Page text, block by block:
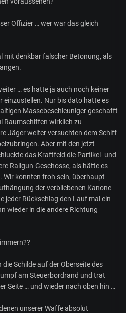
Offizier … wer war das gleich
mit denkbar falscher Betonung, als
… es hatte ja auch noch keiner
einzustellen. Nur bis dato hatte es
Massebeschleuniger geschafft
Raumschiffen wirklich zu
Jäger weiter versuchten dem Schiff
Aber mit den jetzt
das Kraftfeld die Partikel- und
Railgun-Geschosse, als hätte es
Wir konnten froh sein, überhaupt
der verbliebenen Kanone
jeder Rückschlag den Lauf mal ein
wieder in die andere Richtung
Schilde auf der Oberseite des
am Steuerbordrand und trat
Seite … und wieder nach oben hin …
unserer Waffe absolut